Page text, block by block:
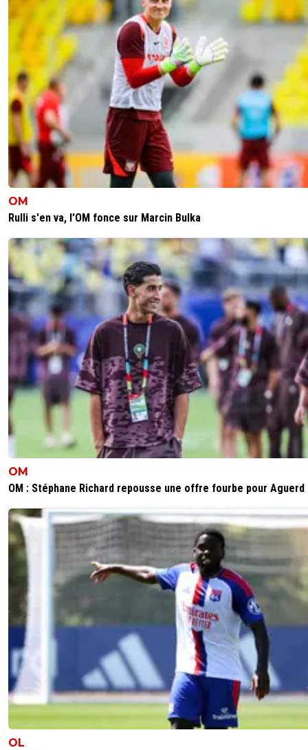
OM
Rulli s'en va, l'OM fonce sur Marcin Bulka
OM
OM : Stéphane Richard repousse une offre fourbe pour Aguerd
OL